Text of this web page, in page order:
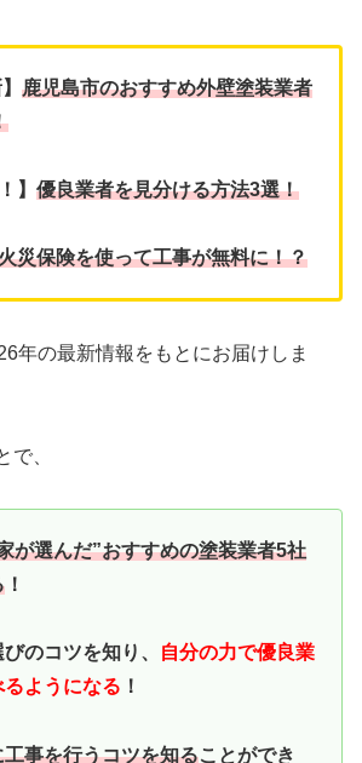
鹿児島市のおすすめ外壁塗装業者
】 優良業者を見分ける方法3選！
災保険を使って工事が無料に！？
年の最新情報をもとにお届けしま
で、
が選んだ”おすすめの塗装業者5社
！
のコツを知り、
自分の力で優良業
ようになる ！
工事を行うコツを知ることができ